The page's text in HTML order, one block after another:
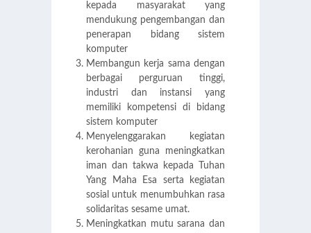
kepada masyarakat yang
mendukung pengembangan dan
penerapan bidang sistem
komputer
Membangun kerja sama dengan
berbagai perguruan tinggi,
industri dan instansi yang
memiliki kompetensi di bidang
sistem komputer
Menyelenggarakan kegiatan
kerohanian guna meningkatkan
iman dan takwa kepada Tuhan
Yang Maha Esa serta kegiatan
sosial untuk menumbuhkan rasa
solidaritas sesame umat.
Meningkatkan mutu sarana dan